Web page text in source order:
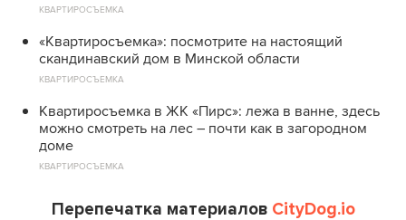
КВАРТИРОСЪЕМКА
«Квартиросъемка»: посмотрите на настоящий
скандинавский дом в Минской области
КВАРТИРОСЪЕМКА
Квартиросъемка в ЖК «Пирс»: лежа в ванне, здесь
можно смотреть на лес – почти как в загородном
доме
КВАРТИРОСЪЕМКА
Перепечатка материалов CityDog.io